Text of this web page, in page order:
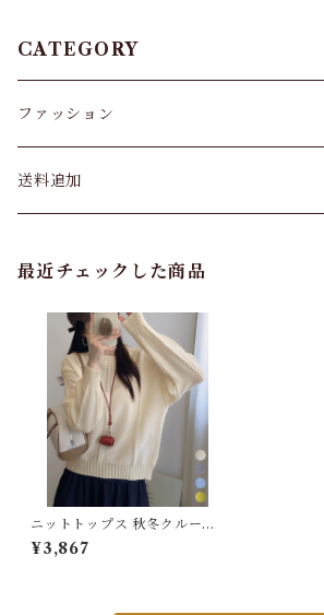
CATEGORY
ファッション
パンツ&スカート
バッグ
カーディガン
パンプス・サンダル
ワンピース・セットアップ
送料追加
最近チェックした商品
ニットトップス 秋冬クルーネ
ックセーター
¥3,867